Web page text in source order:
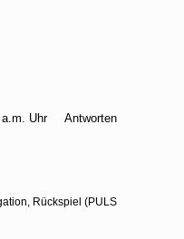
Uhr Antworten
Rückspiel (PULS